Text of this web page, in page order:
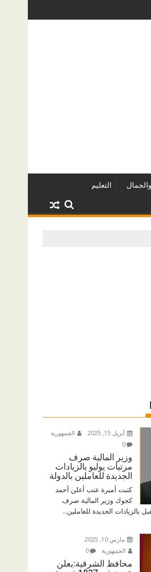
التعليم
أبريل 15, 2025
الجمهورية
0
وزير المالية صرف
مرتبات يوليو بالزيادات
الجديدة للعاملين بالدولة
كتبت أميرة عنب أعلن أحمد
كجوك وزير المالية صرف
بالزيادات الجديدة للعاملين...
مارس 10, 2025
الجمهورية
0
محافظ الشرقية:يعلن